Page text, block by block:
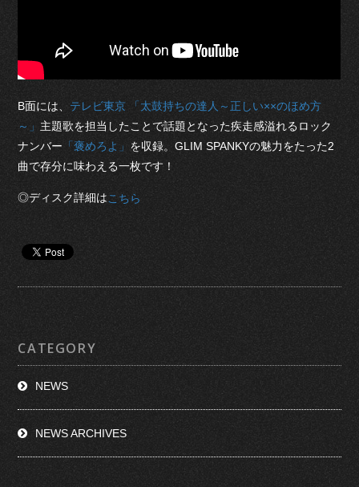
B面には、 テレビ東京 「太鼓持ちの達人～正しい××のほめ方
～」 主題歌を担当したことで話題となった疾走感溢れるロック
ナンバー 「褒めろよ」 を収録。GLIM SPANKYの魅力をたった2
曲で存分に味わえる一枚です！
◎ディスク詳細はこちら
CATEGORY
NEWS
NEWS ARCHIVES